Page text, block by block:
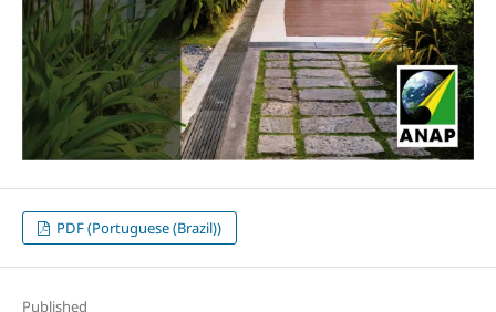
PDF (Portuguese (Brazil))
Published